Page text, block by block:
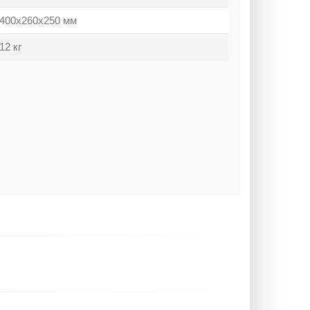
400х260х250 мм
12 кг